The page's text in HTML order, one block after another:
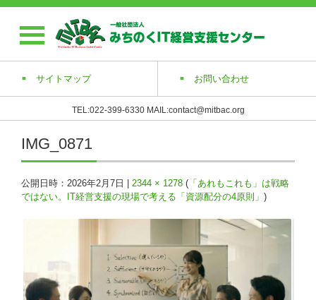
サイトマップ お問い合わせ
TEL:022-399-6330 MAIL:contact@mitbac.org
IMG_0871
公開日時： 2026年2月7日 2344 × 1278 ( 「あれもこれも」は戦略
ではない。IT経営支援の現場で考える「資源配分の4原則」 )